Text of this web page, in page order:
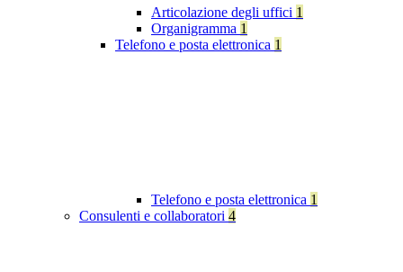
Articolazione degli uffici 1
Organigramma 1
Telefono e posta elettronica 1
Telefono e posta elettronica 1
Consulenti e collaboratori 4